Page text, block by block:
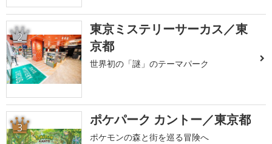
2
東京ミステリーサーカス／東
京都
世界初の「謎」のテーマパーク
3 ポケパーク カントー／東京都
ポケモンの森と街を巡る冒険へ